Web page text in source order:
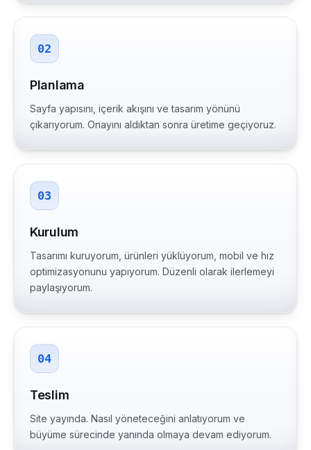
02
Planlama
Sayfa yapısını, içerik akışını ve tasarım yönünü
çıkarıyorum. Onayını aldıktan sonra üretime geçiyoruz.
03
Kurulum
Tasarımı kuruyorum, ürünleri yüklüyorum, mobil ve hız
optimizasyonunu yapıyorum. Düzenli olarak ilerlemeyi
paylaşıyorum.
04
Teslim
Site yayında. Nasıl yöneteceğini anlatıyorum ve
büyüme sürecinde yanında olmaya devam ediyorum.